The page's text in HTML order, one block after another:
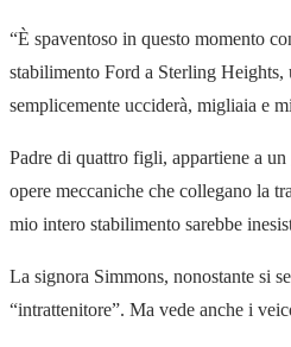
“È spaventoso in questo momento
stabilimento Ford a Sterling
semplicemente ucciderà, migliaia e
Padre di quattro figli, appartiene a
opere meccaniche che collegano la
mio intero stabilimento sarebbe
La signora Simmons, nonostante si
“intrattenitore”. Ma vede anche i